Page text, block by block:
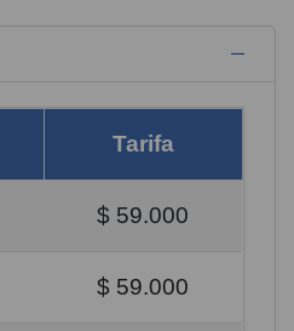
Tarifa
$ 59.000
$ 59.000